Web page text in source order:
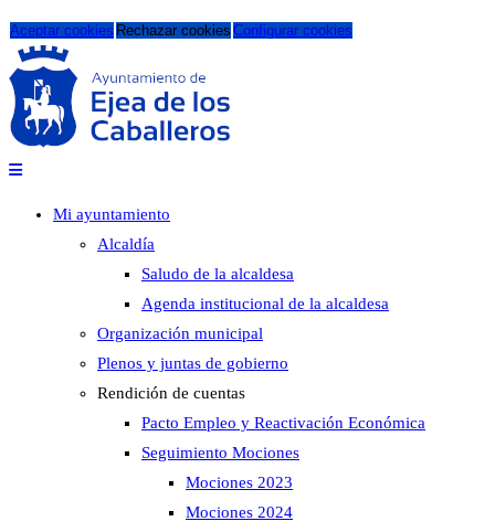
Aceptar cookies Rechazar cookies Configurar cookies
Mi ayuntamiento
Alcaldía
Saludo de la alcaldesa
Agenda institucional de la alcaldesa
Organización municipal
Plenos y juntas de gobierno
Rendición de cuentas
Pacto Empleo y Reactivación Económica
Seguimiento Mociones
Mociones 2023
Mociones 2024